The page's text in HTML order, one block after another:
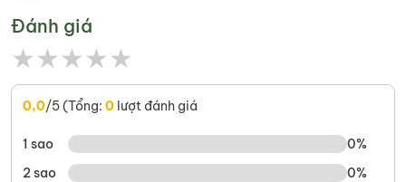
Đánh giá
★★★★★
0,0/5 (Tổng: 0 lượt đánh giá
1 sao
0%
2 sao
0%